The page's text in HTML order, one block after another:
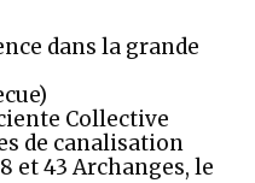
dans la grande
Collective
de canalisation
et 43 Archanges, le